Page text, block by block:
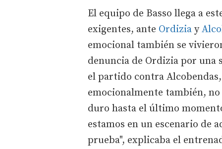
El equipo de Basso llega a
exigentes, ante Ordizia y
emocional también se
denuncia de Ordizia por una
el partido contra
emocionalmente también,
duro hasta el último
estamos en un escenario de
prueba", explicaba el